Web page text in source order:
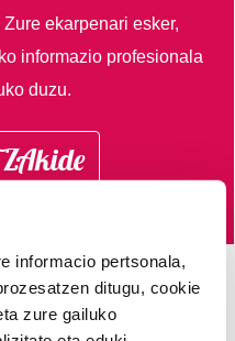
informacio pertsonala,
ditugu, cookie
zure gailuko
Zure ekarpenari esker,
informazio profesionala
duzu.